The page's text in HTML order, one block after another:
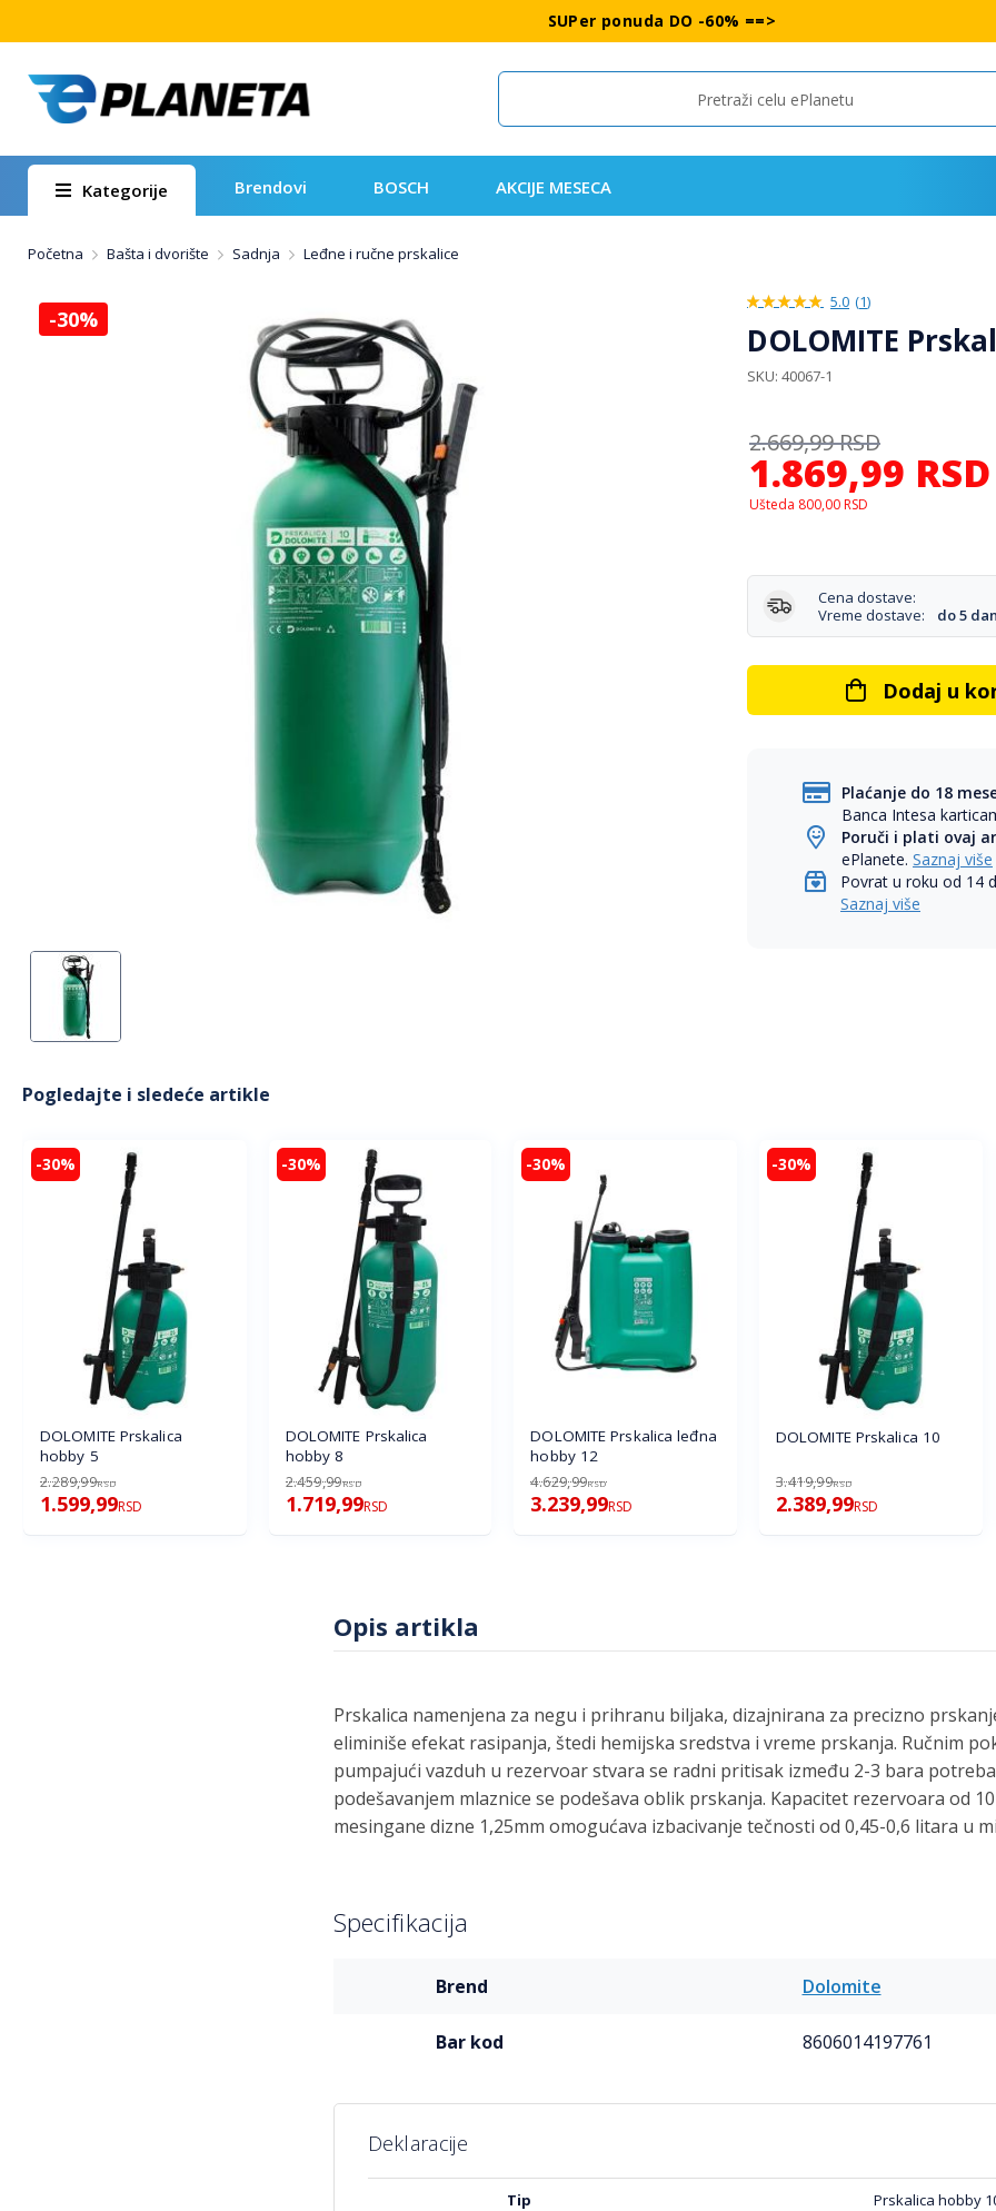
SUPer ponuda DO -60% ==>
Search
Kategorije Brendovi BOSCH AKCIJE MESECA
Početna Bašta i dvorište Sadnja Leđne i ručne prskalice
5.0 (1)
DOLOMITE
SKU 40067-1
1.869,99 RSD
2.669,99RSD
Ušteda 800,00 RSD
Cena dostave:
Vreme dostave:
do 5
Dodaj u
Plaćanje do 18
Banca Intesa
Poruči i plati ovaj
ePlanete.Saznaj više
Povrat u roku od 14
Saznaj više
-30%
Pogledajte i sledeće artikle
-30%
DOLOMITE Prskalica
hobby 5
2.289,99RSD
1.599,99RSD
-30%
DOLOMITE Prskalica
hobby 8
2.459,99RSD
1.719,99RSD
-30%
DOLOMITE Prskalica leđna
hobby 12
4.629,99RSD
3.239,99RSD
-30%
DOLOMITE Prskalica 10
3.419,99RSD
2.389,99RSD
Opis artikla
Prskalica namenjena za negu i prihranu biljaka, dizajnirana za precizno
eliminiše efekat rasipanja, štedi hemijska sredstva i vreme prskanja. Ručnim
pumpajući vazduh u rezervoar stvara se radni pritisak između 2-3 bara
podešavanjem mlaznice se podešava oblik prskanja. Kapacitet rezervoara od
mesingane dizne 1,25mm omogućava izbacivanje tečnosti od 0,45-0,6 litara u
Specifikacija
brend Dolomite
bar kod 8606014197761
Deklaracije
tip Prskalica hobby